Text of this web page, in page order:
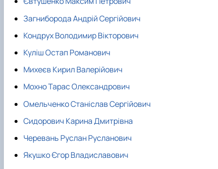
Новини
Загниборода Андрій Сергійович
Кондрух Володимир Вікторович
Куліш Остап Романович
Михеєв Кирил Валерійович
Мохно Тарас Олександрович
Омельченко Станіслав Сергійович
Сидорович Карина Дмитрівна
Черевань Руслан Русланович
Якушко Єгор Владиславович